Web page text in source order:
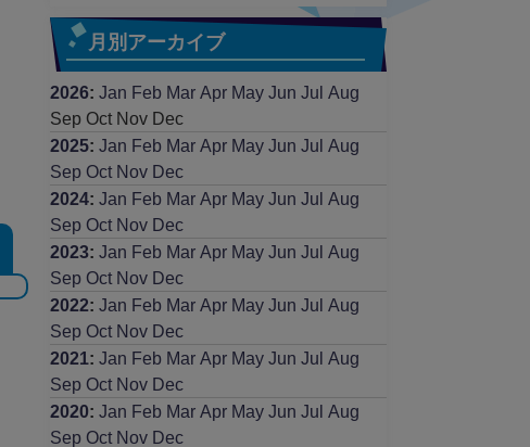
月別アーカイブ
2026: Jan Feb Mar Apr May Jun Jul
Aug
Sep Oct Nov Dec
2025: Jan Feb Mar Apr May Jun Jul
Aug
Sep Oct Nov Dec
2024: Jan Feb Mar Apr May Jun Jul
Aug
Sep Oct Nov Dec
2023: Jan Feb Mar Apr May Jun Jul
Aug
Sep Oct Nov Dec
2022: Jan Feb Mar Apr May Jun Jul
Aug
Sep Oct Nov Dec
2021 : Jan Feb Mar Apr May Jun Jul
Aug
Sep Oct Nov Dec
2020: Jan Feb Mar Apr May Jun Jul
Aug
Sep Oct Nov Dec